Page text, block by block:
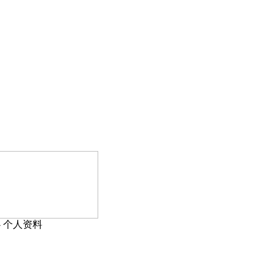
个人资料